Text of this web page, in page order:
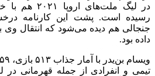
در لیگ ملت‌های
رسیده است. پشت این کارنامه
جنجالی هم دیده می‌شود که انتقال وی
داده بود.
ویسام بن‌یدر
تیمی و انفرادی از جمله قهرمانی